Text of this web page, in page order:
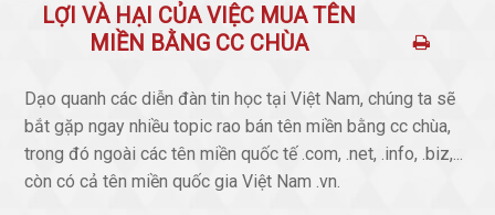
LỢI VÀ HẠI CỦA VIỆC MUA TÊN
MIỀN BẰNG CC CHÙA
Dạo quanh các diễn đàn tin học tại Việt Nam, chúng ta sẽ
bắt gặp ngay nhiều topic rao bán tên miền bằng cc chùa,
trong đó ngoài các tên miền quốc tế .com, .net, .info, .biz,...
còn có cả tên miền quốc gia Việt Nam .vn.